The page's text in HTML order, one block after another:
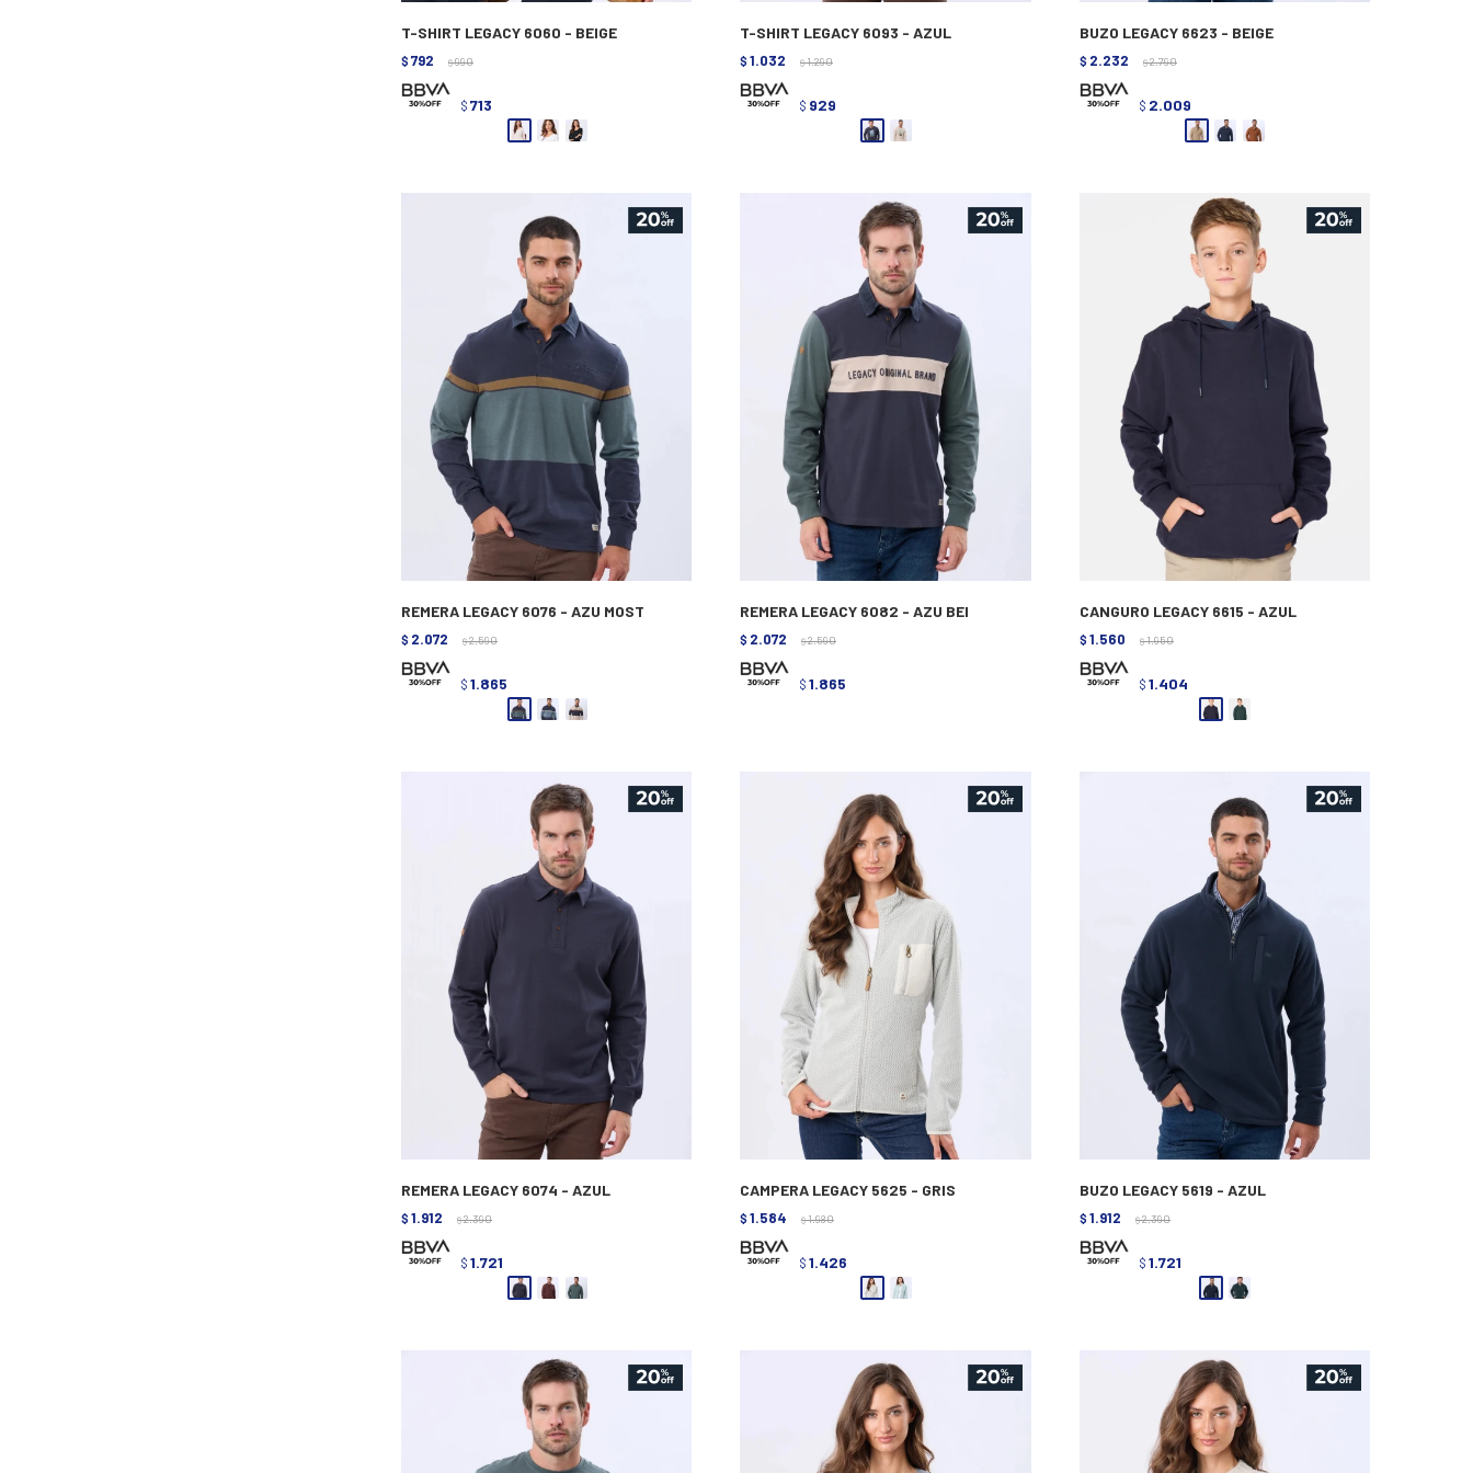
T-SHIRT LEGACY 6060 - BEIGE
$ 792 $ 990
$ 713
T-SHIRT LEGACY 6093 - AZUL
$ 1.032 $ 1.290
$ 929
BUZO LEGACY 6623 - BEIGE
$ 2.232 $ 2.790
$ 2.009
REMERA LEGACY 6076 - AZU MOST
$ 2.072 $ 2.590
$ 1.865
REMERA LEGACY 6082 - AZU BEI
$ 2.072 $ 2.590
$ 1.865
CANGURO LEGACY 6615 - AZUL
$ 1.560 $ 1.950
$ 1.404
REMERA LEGACY 6074 - AZUL
$ 1.912 $ 2.390
$ 1.721
CAMPERA LEGACY 5625 - GRIS
$ 1.584 $ 1.980
$ 1.426
BUZO LEGACY 5619 - AZUL
$ 1.912 $ 2.390
$ 1.721